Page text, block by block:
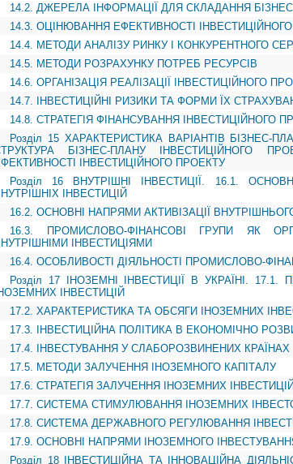
14.2. ДЖЕРЕЛА ІНФОРМАЦІЇ ДЛЯ СКЛАДАННЯ
14.3. ОЦІНЮВАННЯ ЕФЕКТИВНОСТІ
14.4. МЕТОДИ АНАЛІЗУ РИНКУ І КОНКУРЕНТНОГО
14.5. МЕТОДИ РОЗРАХУНКУ ПОТРЕБ РЕСУРСІВ
14.6. ОРГАНІЗАЦІЯ РЕАЛІЗАЦІЇ ІНВЕСТИЦІЙНОГО
14.7. ІНВЕСТИЦІЙНІ РИЗИКИ ТА ФОРМИ ЇХ
14.8. СТРАТЕГІЯ ФІНАНСУВАННЯ ІНВЕСТИЦІЙНОГО
Розділ 15 ХАРАКТЕРИСТИКА ВАРІАНТІВ БІЗНЕС-
БІЗНЕС-ПЛАНУ ІНВЕСТИЦІЙНОГО
ІНВЕСТИЦІЙНОГО ПРОЕКТУ
Розділ 16 ВНУТРІШНІ ІНВЕСТИЦІЇ. 16.1.
ІНВЕСТИЦІЙ
16.2. ОСНОВНІ НАПРЯМИ АКТИВІЗАЦІЇ
16.3. ПРОМИСЛОВО-ФІНАНСОВІ ГРУПИ ЯК
ІНВЕСТИЦІЯМИ
16.4. ОСОБЛИВОСТІ ДІЯЛЬНОСТІ ПРОМИСЛОВО-
Розділ 17 ІНОЗЕМНІ ІНВЕСТИЦІЇ В УКРАЇНІ.
ІНВЕСТИЦІЙ
17.2. ХАРАКТЕРИСТИКА ТА ОБСЯГИ ІНОЗЕМНИХ
17.3. ІНВЕСТИЦІЙНА ПОЛІТИКА В ЕКОНОМІЧНО
17.4. ІНВЕСТУВАННЯ У СЛАБОРОЗВИНЕНИХ КРАЇНАХ
17.5. МЕТОДИ ЗАЛУЧЕННЯ ІНОЗЕМНОГО КАПІТАЛУ
17.6. СТРАТЕГІЯ ЗАЛУЧЕННЯ ІНОЗЕМНИХ ІНВЕСТИЦІЙ
17.7. СИСТЕМА СТИМУЛЮВАННЯ ІНОЗЕМНИХ
17.8. СИСТЕМА ДЕРЖАВНОГО РЕГУЛЮВАННЯ
17.9. ОСНОВНІ НАПРЯМИ ІНОЗЕМНОГО
Розділ 18 ІНВЕСТИЦІЙНА ТА ІННОВАЦІЙНА